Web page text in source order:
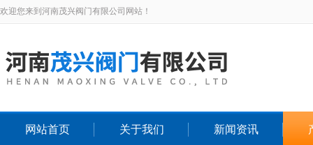
欢迎您来到河南茂兴阀门有限公司网站！
网站首页 关于我们 新闻资讯